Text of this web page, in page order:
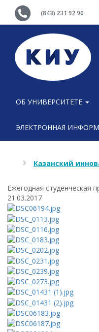
(843) 231 92 90
ОБ УНИВЕРСИТЕТЕ
ЭЛЕКТРОННАЯ
Казанский
Ежегодная студенческая
21.03.2017